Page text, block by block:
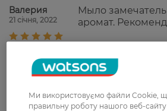
Валерия
21 січня, 2022
Мыло
аромат.
Тетяна
7 січня, 2022
Мило
та не сушить
ненав'язливий
Ми використовуємо файли Cookie,
правильну роботу нашого веб-